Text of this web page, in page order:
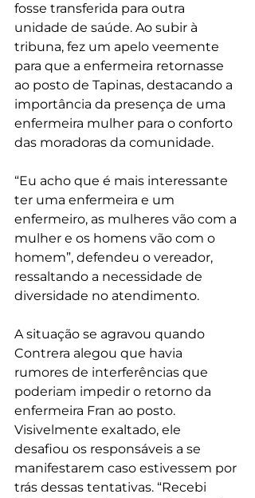
fosse transferida para outra
unidade de saúde. Ao subir à
tribuna, fez um apelo veemente
para que a enfermeira retornasse
ao posto de Tapinas, destacando a
importância da presença de uma
enfermeira mulher para o conforto
das moradoras da comunidade.
“Eu acho que é mais interessante
ter uma enfermeira e um
enfermeiro, as mulheres vão com a
mulher e os homens vão com o
homem”, defendeu o vereador,
ressaltando a necessidade de
diversidade no atendimento.
A situação se agravou quando
Contrera alegou que havia
rumores de interferências que
poderiam impedir o retorno da
enfermeira Fran ao posto.
Visivelmente exaltado, ele
desafiou os responsáveis a se
manifestarem caso estivessem por
trás dessas tentativas. “Recebi